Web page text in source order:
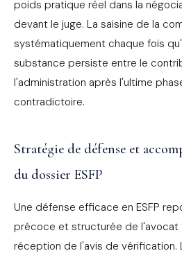
poids pratique réel dans la
devant le juge. La saisine de la
systématiquement chaque fois
substance persiste entre le
l'administration après l'ultime
contradictoire.
Stratégie de défense et
du dossier ESFP
Une défense efficace en ESFP
précoce et structurée de l'avocat
réception de l'avis de vérification.